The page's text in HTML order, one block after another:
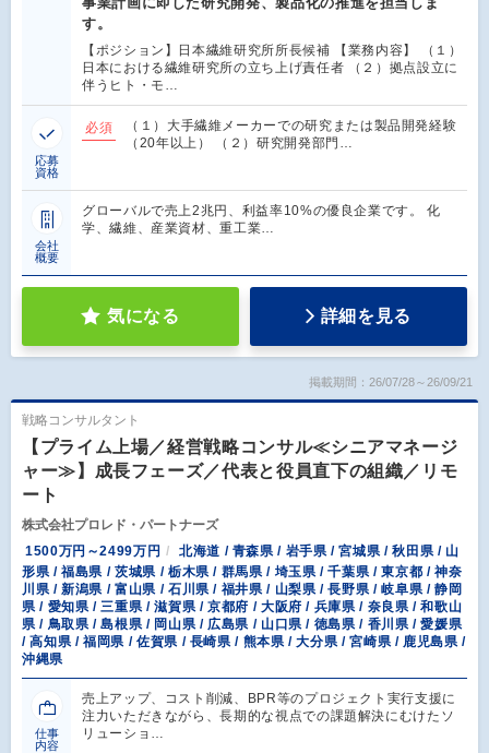
す。
【ポジション】日本繊維研究所所長候補 【業務内容】 （１）
日本における繊維研究所の立ち上げ責任者 （２）拠点設立に
伴うヒト・モ…
応募
資格
必須
（１）大手繊維メーカーでの研究または製品開発経験
（20年以上） （２）研究開発部門…
会社
概要
グローバルで売上2兆円、利益率10%の優良企業です。 化
学、繊維、産業資材、重工業…
気になる 詳細を見る
掲載期間：26/07/28～26/09/21
戦略コンサルタント
【プライム上場／経営戦略コンサル≪シニアマネージ
ャー≫】成長フェーズ／代表と役員直下の組織／リモ
ート
株式会社プロレド・パートナーズ
1500万円～2499万円
北海道 / 青森県 / 岩手県 / 宮城県 / 秋田県 / 山
形県 / 福島県 / 茨城県 / 栃木県 / 群馬県 / 埼玉県 / 千葉県 / 東京都 / 神奈
川県 / 新潟県 / 富山県 / 石川県 / 福井県 / 山梨県 / 長野県 / 岐阜県 / 静岡
県 / 愛知県 / 三重県 / 滋賀県 / 京都府 / 大阪府 / 兵庫県 / 奈良県 / 和歌山
県 / 鳥取県 / 島根県 / 岡山県 / 広島県 / 山口県 / 徳島県 / 香川県 / 愛媛県
/ 高知県 / 福岡県 / 佐賀県 / 長崎県 / 熊本県 / 大分県 / 宮崎県 / 鹿児島県 /
沖縄県
仕事
内容
売上アップ、コスト削減、BPR等のプロジェクト実行支援に
注力いただきながら、長期的な視点での課題解決にむけたソ
リューショ…